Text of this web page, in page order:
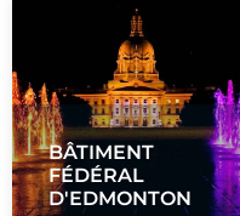
BÂTIMENT
FÉDÉRAL
D'EDMONTON